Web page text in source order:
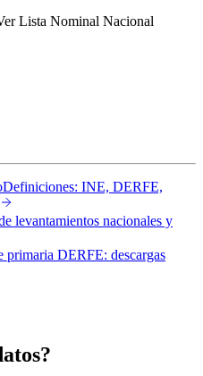
Lista Nominal Nacional
Definiciones: INE, DERFE,
levantamientos nacionales y
primaria DERFE: descargas